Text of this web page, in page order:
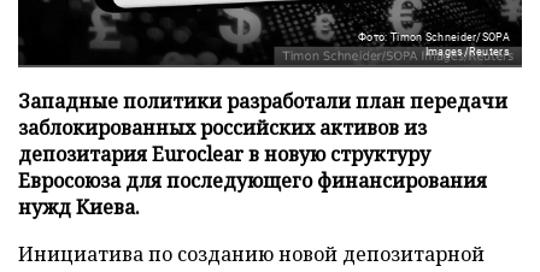
Фото: Timon Schneider/SOPA
Images/Reuters
Западные политики разработали план передачи
заблокированных российских активов из
депозитария Euroclear в новую структуру
Евросоюза для последующего финансирования
нужд Киева.
Инициатива по созданию новой депозитарной